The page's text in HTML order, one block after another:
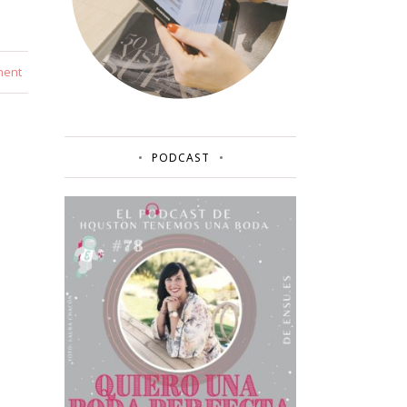
PODCAST